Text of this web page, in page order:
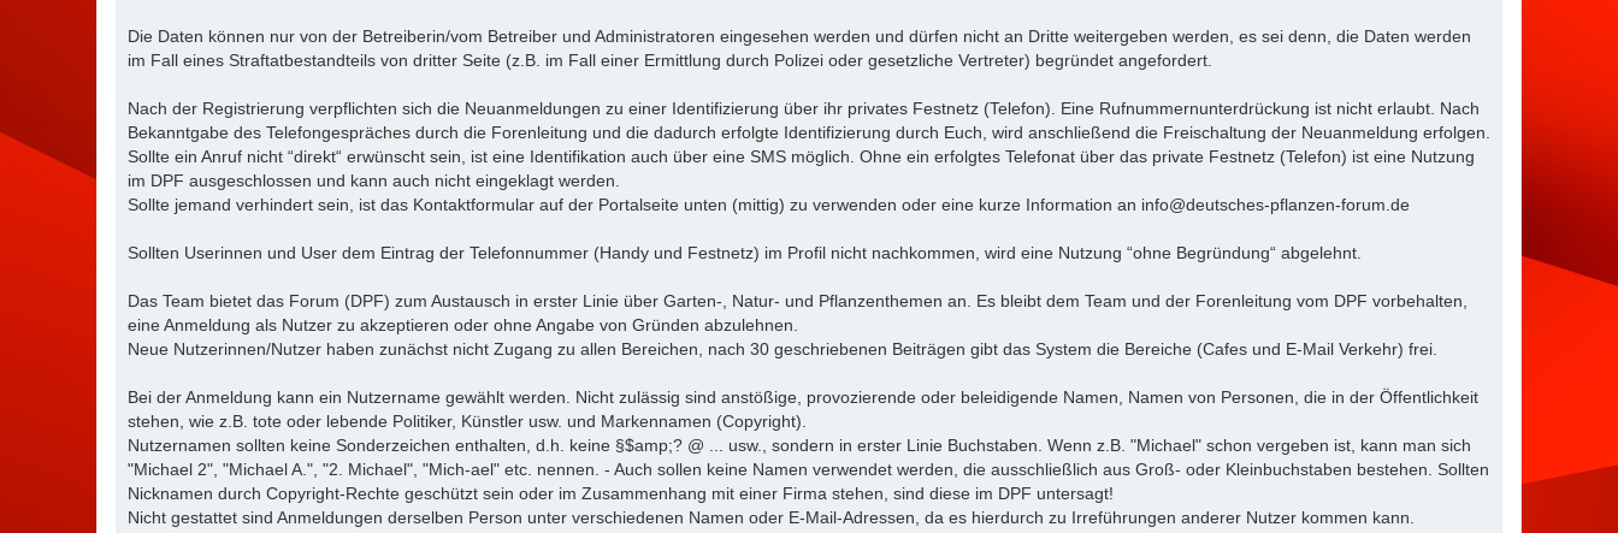
Die Daten können nur von der Betreiberin/vom Betreiber und Administratoren eingesehen werden und dürfen nicht an Dritte weitergeben werden, es sei denn, die Daten werden
im Fall eines Straftatbestandteils von dritter Seite (z.B. im Fall einer Ermittlung durch Polizei oder gesetzliche Vertreter) begründet angefordert.
Nach der Registrierung verpflichten sich die Neuanmeldungen zu einer Identifizierung über ihr privates Festnetz (Telefon). Eine Rufnummernunterdrückung ist nicht erlaubt. Nach
Bekanntgabe des Telefongespräches durch die Forenleitung und die dadurch erfolgte Identifizierung durch Euch, wird anschließend die Freischaltung der Neuanmeldung erfolgen.
Sollte ein Anruf nicht “direkt“ erwünscht sein, ist eine Identifikation auch über eine SMS möglich. Ohne ein erfolgtes Telefonat über das private Festnetz (Telefon) ist eine Nutzung
im DPF ausgeschlossen und kann auch nicht eingeklagt werden.
Sollte jemand verhindert sein, ist das Kontaktformular auf der Portalseite unten (mittig) zu verwenden oder eine kurze Information an info@deutsches-pflanzen-forum.de
Sollten Userinnen und User dem Eintrag der Telefonnummer (Handy und Festnetz) im Profil nicht nachkommen, wird eine Nutzung “ohne Begründung“ abgelehnt.
Das Team bietet das Forum (DPF) zum Austausch in erster Linie über Garten-, Natur- und Pflanzenthemen an. Es bleibt dem Team und der Forenleitung vom DPF vorbehalten,
eine Anmeldung als Nutzer zu akzeptieren oder ohne Angabe von Gründen abzulehnen.
Neue Nutzerinnen/Nutzer haben zunächst nicht Zugang zu allen Bereichen, nach 30 geschriebenen Beiträgen gibt das System die Bereiche (Cafes und E-Mail Verkehr) frei.
Bei der Anmeldung kann ein Nutzername gewählt werden. Nicht zulässig sind anstößige, provozierende oder beleidigende Namen, Namen von Personen, die in der Öffentlichkeit
stehen, wie z.B. tote oder lebende Politiker, Künstler usw. und Markennamen (Copyright).
Nutzernamen sollten keine Sonderzeichen enthalten, d.h. keine §$amp;? @ ... usw., sondern in erster Linie Buchstaben. Wenn z.B. "Michael" schon vergeben ist, kann man sich
"Michael 2", "Michael A.", "2. Michael", "Mich-ael" etc. nennen. - Auch sollen keine Namen verwendet werden, die ausschließlich aus Groß- oder Kleinbuchstaben bestehen. Sollten
Nicknamen durch Copyright-Rechte geschützt sein oder im Zusammenhang mit einer Firma stehen, sind diese im DPF untersagt!
Nicht gestattet sind Anmeldungen derselben Person unter verschiedenen Namen oder E-Mail-Adressen, da es hierdurch zu Irreführungen anderer Nutzer kommen kann.